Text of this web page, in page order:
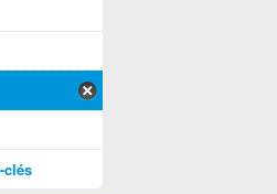
clés